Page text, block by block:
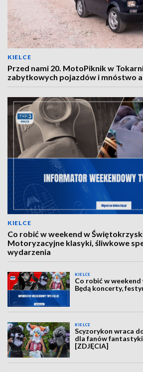
KIELCE
Przed nami 20. MotoPiknik w
zabytkowych pojazdów i mnóstwo
KIELCE
Co robić w weekend w
Motoryzacyjne klasyki, śliwkowe
wydarzenia
KIELCE
Co robić w
Będą koncerty,
KIELCE
Scyzorykon wraca
dla fanów
[ZDJĘCIA]